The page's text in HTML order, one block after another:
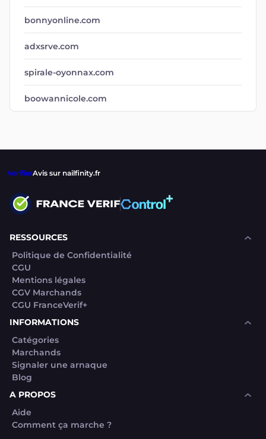
bonnyonline.com
adxsrve.com
spirale-oyonnax.com
boowannicole.com
VerifierAvis sur nailfinity.fr
RESSOURCES
Politique de Confidentialité
CGU
Mentions légales
CGV Marchands
CGU FranceVerif+
INFORMATIONS
Catégories
Marchands
Signaler une arnaque
Blog
A PROPOS
Aide
Comment ça marche ?